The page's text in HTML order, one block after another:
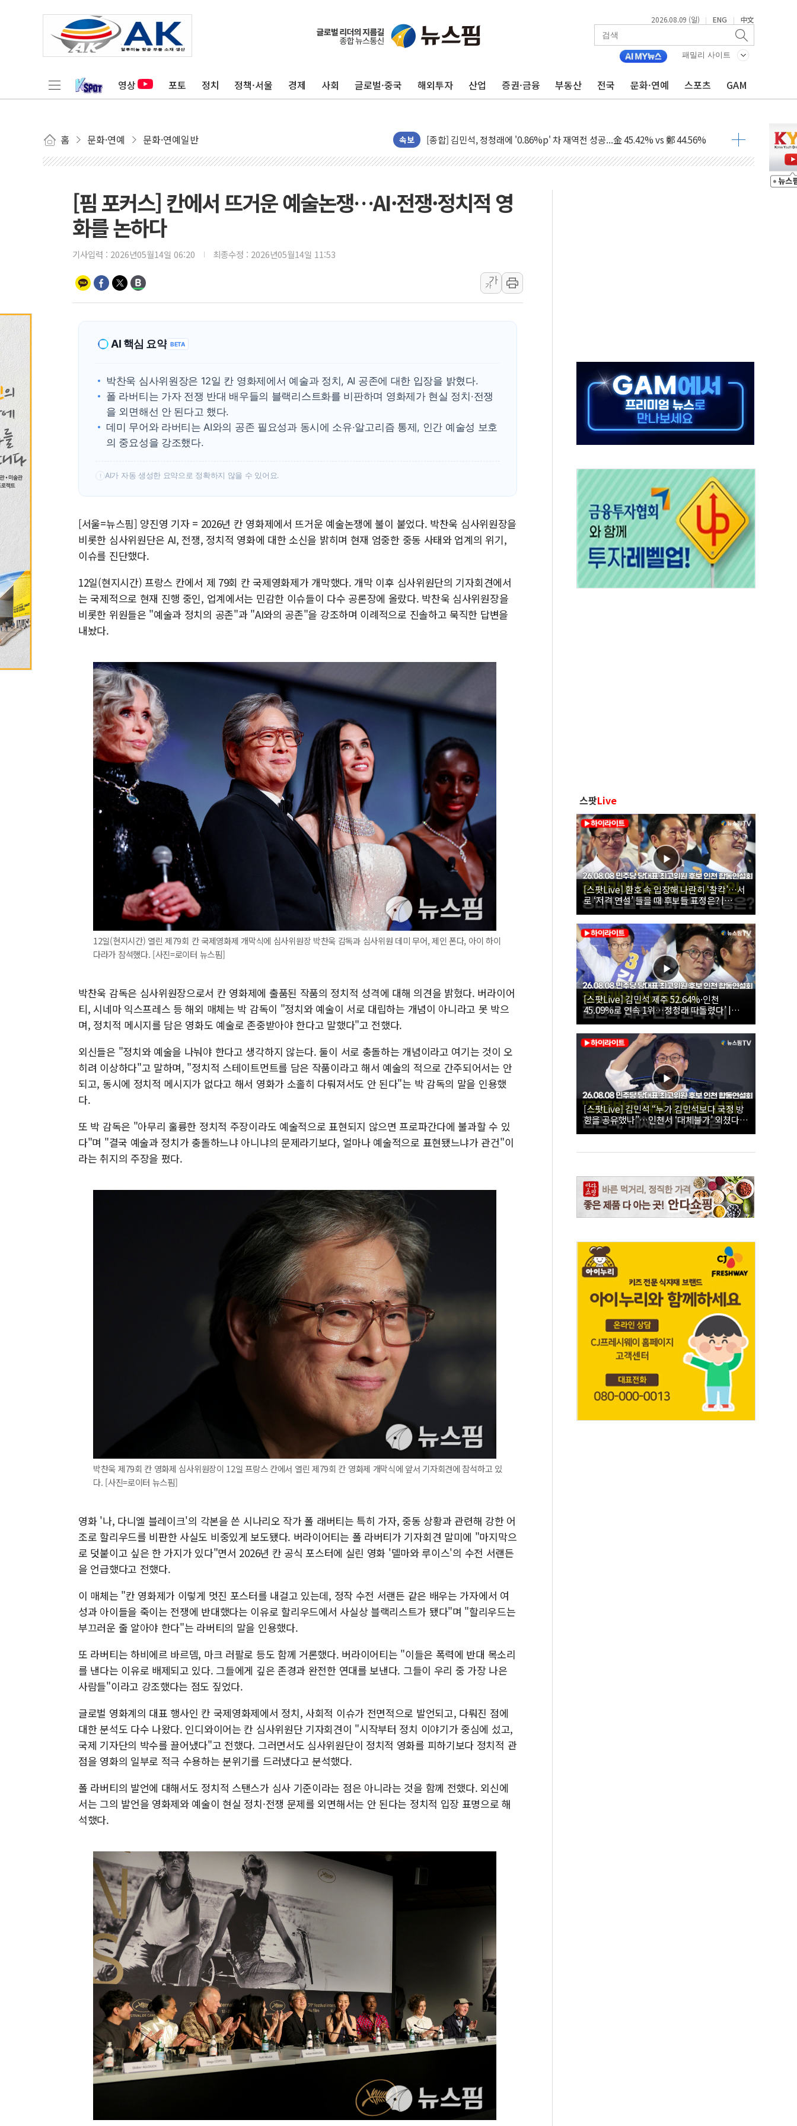
2026.08.09 (일) | ENG | 中文
패밀리 사이트
영상 포토 정치 정책·서울 경제 사회 글로벌·중국 해외투자 산업 증권·금융 부동산 전국 문화·연예 스포츠 GAM
홈 문화·연예 문화·연예일반 속보
포항시 재난예산 40억 긴급 투입…고수온 양식장 복구·지원 '총력'
울진·영덕 '호우특보'-포항 '산사태 주의보'...경북도, 호우 피해·통제구간 없어
인천 합동연설회 나선 송영길·정청래·김민석 당대표 후보
김민석, 2주차 제주·인천 경선서 정청래에 승리...47.75% vs 42.08%
[속보] 민주, 제주·인천 경선 결과 발표...김민석 47.75% 정청래 42.08%
[속보] 민주, 인천 경선 결과 발표...김민석 45.09% 정청래 43.27% 송영길 11.63%
강릉·동해·삼척 시간당 최대 50㎜ 폭우…강원 동해안 강한 비 이어져
폐기물 수거하다 참변…60대 환경미화원 수거차에 치여 사망
추미애, '위안부' 피해자 기림의 날 참석..."국제적 시민 연대로 목소리 내야"
인천 선재도 갯벌서 해루질 중 실종 60대 나흘만에 숨진 채 발견
인천서 말다툼 중 어머니 흉기 살해 10대 아들 체포
'화합' 꺼낸 김민석에 '뻔뻔' 받아친 정청래…제주 연설서 신경전 고조
[핌 포커스] 칸에서 뜨거운 예술논쟁…AI·전쟁·정치적 영
화를 논하다
기사입력 : 2026년05월14일 06:20 최종수정 : 2026년05월14일 11:53
가
가
AI 핵심 요약 BETA
박찬욱 심사위원장은 12일 칸 영화제에서 예술과 정치, AI 공존에 대한 입장을 밝혔다.
폴 라버티는 가자 전쟁 반대 배우들의 블랙리스트화를 비판하며 영화제가 현실 정치·전쟁
을 외면해선 안 된다고 했다.
데미 무어와 라버티는 AI와의 공존 필요성과 동시에 소유·알고리즘 통제, 인간 예술성 보호
의 중요성을 강조했다.
! AI가 자동 생성한 요약으로 정확하지 않을 수 있어요.
[서울=뉴스핌] 양진영 기자 = 2026년 칸 영화제에서 뜨거운 예술논쟁에 불이 붙었다. 박찬욱 심사위원장을
비롯한 심사위원단은 AI, 전쟁, 정치적 영화에 대한 소신을 밝히며 현재 엄중한 중동 사태와 업계의 위기,
이슈를 진단했다.
12일(현지시간) 프랑스 칸에서 제 79회 칸 국제영화제가 개막했다. 개막 이후 심사위원단의 기자회견에서
는 국제적으로 현재 진행 중인, 업계에서는 민감한 이슈들이 다수 공론장에 올랐다. 박찬욱 심사위원장을
비롯한 위원들은 "예술과 정치의 공존"과 "AI와의 공존"을 강조하며 이례적으로 진솔하고 묵직한 답변을
내놨다.
12일(현지시간) 열린 제79회 칸 국제영화제 개막식에 심사위원장 박찬욱 감독과 심사위원 데미 무어, 제인 폰다, 아이 하이
다라가 참석했다. [사진=로이터 뉴스핌]
박찬욱 감독은 심사위원장으로서 칸 영화제에 출품된 작품의 정치적 성격에 대해 의견을 밝혔다. 버라이어
티, 시네마 익스프레스 등 해외 매체는 박 감독이 "정치와 예술이 서로 대립하는 개념이 아니라고 못 박으
며, 정치적 메시지를 담은 영화도 예술로 존중받아야 한다고 말했다"고 전했다.
외신들은 "정치와 예술을 나눠야 한다고 생각하지 않는다. 둘이 서로 충돌하는 개념이라고 여기는 것이 오
히려 이상하다"고 말하며, "정치적 스테이트먼트를 담은 작품이라고 해서 예술의 적으로 간주되어서는 안
되고, 동시에 정치적 메시지가 없다고 해서 영화가 소홀히 다뤄져서도 안 된다"는 박 감독의 말을 인용했
다.
또 박 감독은 "아무리 훌륭한 정치적 주장이라도 예술적으로 표현되지 않으면 프로파간다에 불과할 수 있
다"며 "결국 예술과 정치가 충돌하느냐 아니냐의 문제라기보다, 얼마나 예술적으로 표현됐느냐가 관건"이
라는 취지의 주장을 폈다.
박찬욱 제79회 칸 영화제 심사위원장이 12일 프랑스 칸에서 열린 제79회 칸 영화제 개막식에 앞서 기자회견에 참석하고 있
다. [사진=로이터 뉴스핌]
영화 '나, 다니엘 블레이크'의 각본을 쓴 시나리오 작가 폴 래버티는 특히 가자, 중동 상황과 관련해 강한 어
조로 할리우드를 비판한 사실도 비중있게 보도됐다. 버라이어티는 폴 라버티가 기자회견 말미에 "마지막으
로 덧붙이고 싶은 한 가지가 있다"면서 2026년 칸 공식 포스터에 실린 영화 '델마와 루이스'의 수전 서랜든
을 언급했다고 전했다.
이 매체는 "칸 영화제가 이렇게 멋진 포스터를 내걸고 있는데, 정작 수전 서랜든 같은 배우는 가자에서 여
성과 아이들을 죽이는 전쟁에 반대했다는 이유로 할리우드에서 사실상 블랙리스트가 됐다"며 "할리우드는
부끄러운 줄 알아야 한다"는 라버티의 말을 인용했다.
또 라버티는 하비에르 바르뎀, 마크 러팔로 등도 함께 거론했다. 버라이어티는 "이들은 폭력에 반대 목소리
를 낸다는 이유로 배제되고 있다. 그들에게 깊은 존경과 완전한 연대를 보낸다. 그들이 우리 중 가장 나은
사람들"이라고 강조했다는 점도 짚었다.
글로벌 영화계의 대표 행사인 칸 국제영화제에서 정치, 사회적 이슈가 전면적으로 발언되고, 다뤄진 점에
대한 분석도 다수 나왔다. 인디와이어는 칸 심사위원단 기자회견이 "시작부터 정치 이야기가 중심에 섰고,
국제 기자단의 박수를 끌어냈다"고 전했다. 그러면서도 심사위원단이 정치적 영화를 피하기보다 정치적 관
점을 영화의 일부로 적극 수용하는 분위기를 드러냈다고 분석했다.
폴 라버티의 발언에 대해서도 정치적 스탠스가 심사 기준이라는 점은 아니라는 것을 함께 전했다. 외신에
서는 그의 발언을 영화제와 예술이 현실 정치·전쟁 문제를 외면해서는 안 된다는 정치적 입장 표명으로 해
석했다.
스팟Live
[스팟Live] 환호 속 입장해 나란히 ‘찰칵’…서
로 ‘저격 연설’ 들을 때 후보들 표정은? |
26.08.08 더불어민주당 당대표·최고위원 후
보 인천 합동연설회
[스팟Live] 김민석 제주 52.64%·인천
45.09%로 연속 1위…정청래 따돌렸다’ |
26.08.08 더불어민주당 당대표·최고위원 후
보 인천 합동연설회
[스팟Live] 김민석 “누가 김민석보다 국정 방
향을 공유했나”…인천서 ‘대체불가’ 외쳤다 |
26.08.08 더불어민주당 당대표·최고위원 후